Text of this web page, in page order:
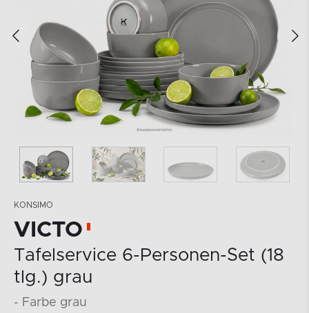
KONSIMO
VICTO
Tafelservice 6-Personen-Set (18
tlg.) grau
- Farbe grau